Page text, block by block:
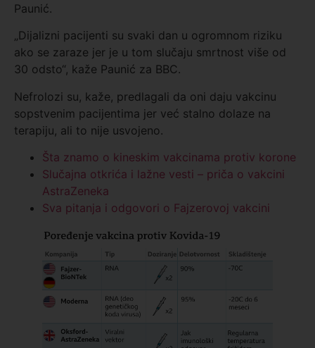
Paunić.
„Dijalizni pacijenti su svaki dan u ogromnom riziku
ako se zaraze jer je u tom slučaju smrtnost više od
30 odsto“, kaže Paunić za BBC.
Nefrolozi su, kaže, predlagali da oni daju vakcinu
sopstvenim pacijentima jer već stalno dolaze na
terapiju, ali to nije usvojeno.
Šta znamo o kineskim vakcinama protiv korone
Slučajna otkrića i lažne vesti – priča o vakcini
AstraZeneka
Sva pitanja i odgovori o Fajzerovoj vakcini